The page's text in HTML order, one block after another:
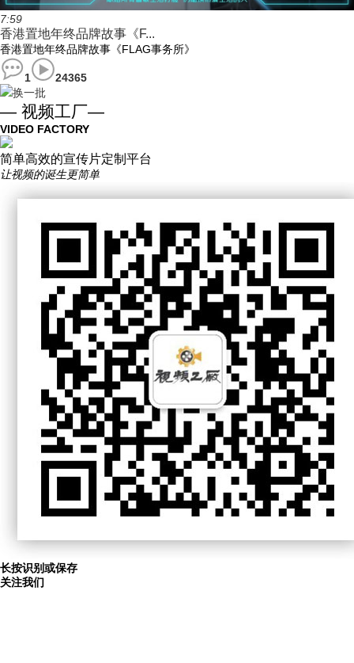
7:59
香港置地年终品牌故事《F...
香港置地年终品牌故事《FLAG事务所》
1
24365
换一批
— 视频工厂—
VIDEO FACTORY
简单高效的宣传片定制平台
让视频的诞生更简单
长按识别或保存
关注我们